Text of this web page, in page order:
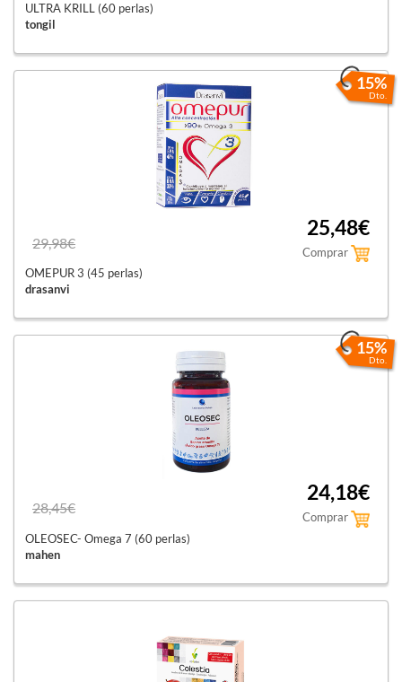
ULTRA KRILL (60 perlas)
tongil
15%
Dto.
29,98€
25,48€
Comprar
OMEPUR 3 (45 perlas)
drasanvi
15%
Dto.
28,45€
24,18€
Comprar
OLEOSEC- Omega 7 (60 perlas)
mahen